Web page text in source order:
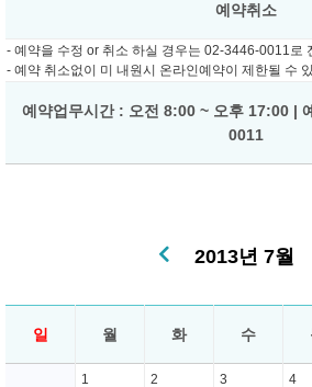
예약취소
- 예약을 수정 or 취소 하실 경우는 02-3446-0011로
- 예약 취소없이 미 내원시 온라인예약이 제한될 수
예약업무시간 : 오전 8:00 ~ 오후 17:00 |
0011
2013년 7월
일 월 화 수
1 2 3 4